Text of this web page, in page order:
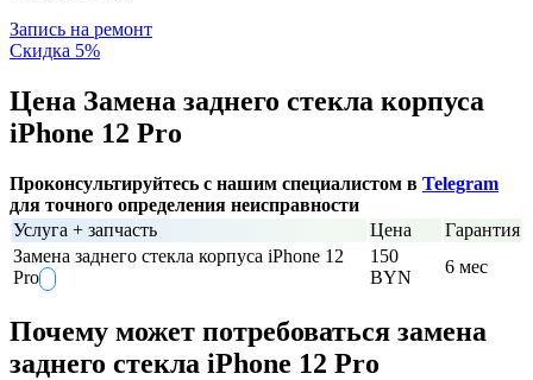
Запись на ремонт
Скидка 5%
Цена Замена заднего стекла корпуса
iPhone 12 Pro
Проконсультируйтесь с нашим специалистом в Telegram
для точного определения неисправности
Услуга + запчасть
Цена
Гарантия
Замена заднего стекла корпуса iPhone 12
Pro
150
BYN
6 мес
Почему может потребоваться замена
заднего стекла iPhone 12 Pro